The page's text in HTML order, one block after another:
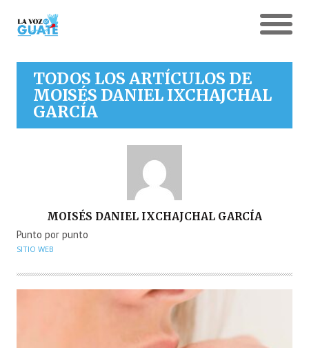
TODOS LOS ARTÍCULOS DE
MOISÉS DANIEL IXCHAJCHAL
GARCÍA
AUTORMOISÉS DANIEL IXCHAJCHAL GARCÍA
Punto por punto
SITIO WEB